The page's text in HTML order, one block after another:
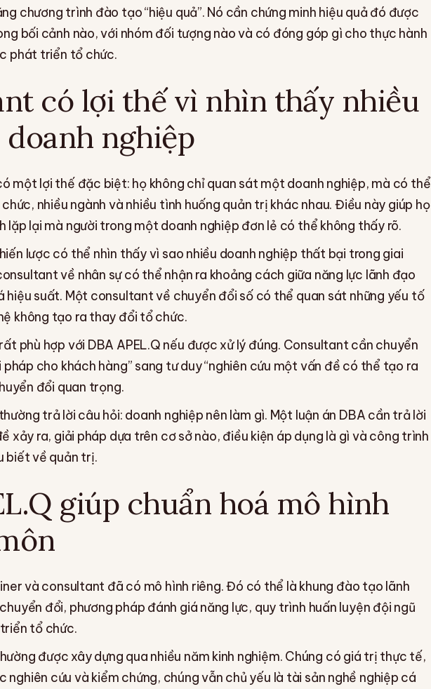
chương trình đào tạo “hiệu quả”. Nó cần chứng minh hiệu quả đó được
bối cảnh nào, với nhóm đối tượng nào và có đóng góp gì cho thực hành
phát triển tổ chức.
có lợi thế vì nhìn thấy nhiều
nghiệp
một lợi thế đặc biệt: họ không chỉ quan sát một doanh nghiệp, mà có thể
nhiều ngành và nhiều tình huống quản trị khác nhau. Điều này giúp họ
lặp lại mà người trong một doanh nghiệp đơn lẻ có thể không thấy rõ.
lược có thể nhìn thấy vì sao nhiều doanh nghiệp thất bại trong giai
về nhân sự có thể nhận ra khoảng cách giữa năng lực lãnh đạo
hiệu suất. Một consultant về chuyển đổi số có thể quan sát những yếu tố
không tạo ra thay đổi tổ chức.
phù hợp với DBA APEL.Q nếu được xử lý đúng. Consultant cần chuyển
pháp cho khách hàng” sang tư duy “nghiên cứu một vấn đề có thể tạo ra
đổi quan trọng.
trả lời câu hỏi: doanh nghiệp nên làm gì. Một luận án DBA cần trả lời
xảy ra, giải pháp dựa trên cơ sở nào, điều kiện áp dụng là gì và công trình
biết về quản trị.
giúp chuẩn hoá mô hình
và consultant đã có mô hình riêng. Đó có thể là khung đào tạo lãnh
đổi, phương pháp đánh giá năng lực, quy trình huấn luyện đội ngũ
tổ chức.
được xây dựng qua nhiều năm kinh nghiệm. Chúng có giá trị thực tế,
nghiên cứu và kiểm chứng, chúng vẫn chủ yếu là tài sản nghề nghiệp cá